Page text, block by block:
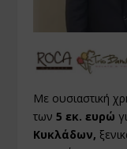
Με ουσιαστική
των5 εκ. ευρώ
Κυκλάδων,